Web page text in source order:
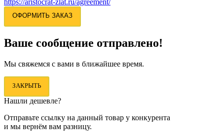
ОФОРМИТЬ ЗАКАЗ
Ваше сообщение отправлено!
Мы свяжемся с вами в ближайшее время.
ЗАКРЫТЬ
Нашли дешевле?
Отправьте ссылку на данный товар у конкурента
и мы вернём вам разницу.